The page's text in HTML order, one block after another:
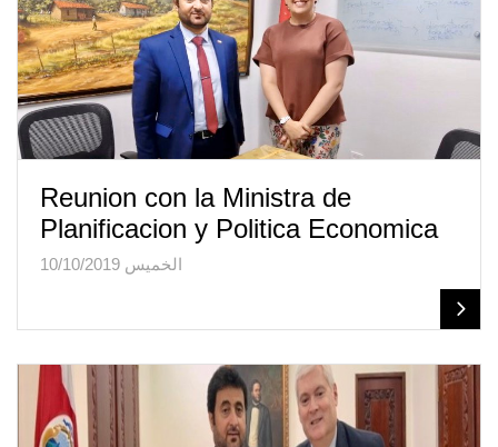
Reunion con la Ministra de
Planificacion y Politica Economica
الخميس 10/10/2019